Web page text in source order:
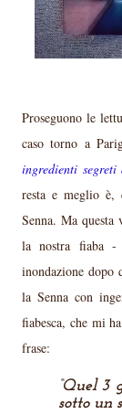
Proseguono le
caso torno a
ingredienti segreti
resta e meglio è,
Senna. Ma
la nostra fiaba -
inondazione dopo
la Senna con
fiabesca, che mi
frase:
Quel 3
sotto un